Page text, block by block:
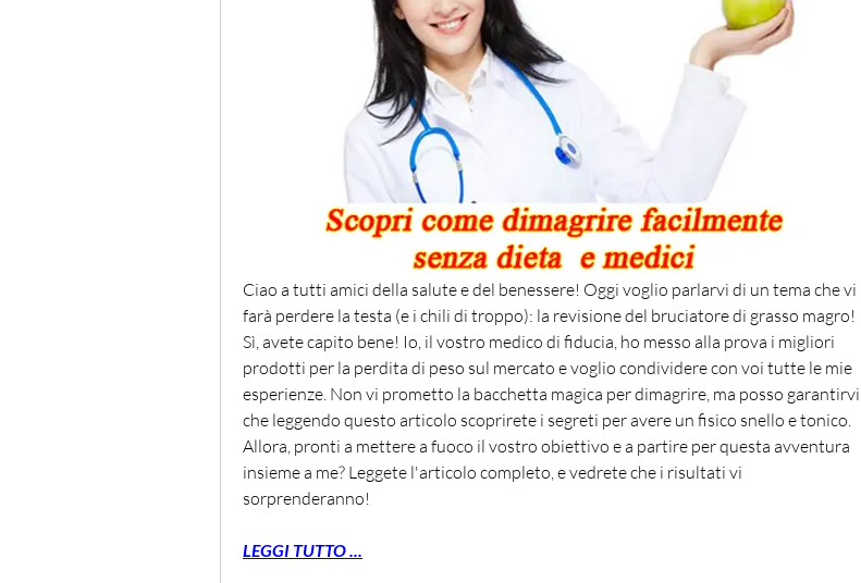
Ciao a tutti amici della salute e del benessere! Oggi voglio parlarvi di un tema che vi
farà perdere la testa (e i chili di troppo): la revisione del bruciatore di grasso magro!
Sì, avete capito bene! Io, il vostro medico di fiducia, ho messo alla prova i migliori
prodotti per la perdita di peso sul mercato e voglio condividere con voi tutte le mie
esperienze. Non vi prometto la bacchetta magica per dimagrire, ma posso garantirvi
che leggendo questo articolo scoprirete i segreti per avere un fisico snello e tonico.
Allora, pronti a mettere a fuoco il vostro obiettivo e a partire per questa avventura
insieme a me? Leggete l'articolo completo, e vedrete che i risultati vi
sorprenderanno!
LEGGI TUTTO ...